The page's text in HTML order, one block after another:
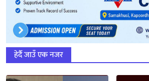
हेर्दै जाउँ एक नजर